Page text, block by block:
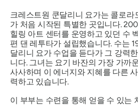
크레스트원 쿤달리니 요가는 콜로라
가 처음 시작된 특별한 곳입니다.
힐링 아트 센터를 운영하고 있던 수
편 댄 레투타가 설립했습니다. 수는
달리니 요가 수업을 듣다가 그 강력
니다. 그녀는 요기 바잔의 가장 가까
사사하며 이 에너지와 지혜를 다른
력하고 있습니다.
이 부부는 수련을 통해 얻을 수 있는